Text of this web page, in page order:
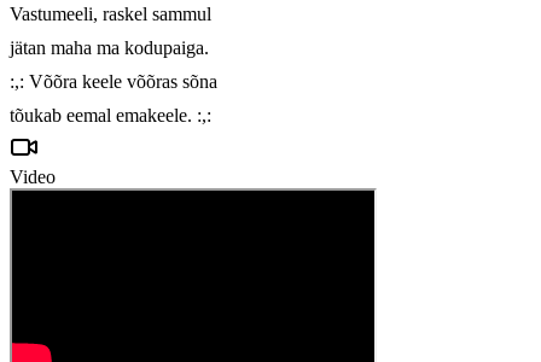
Vastumeeli, raskel sammul
jätan maha ma kodupaiga.
:,: Võõra keele võõras sõna
tõukab eemal emakeele. :,:
Video